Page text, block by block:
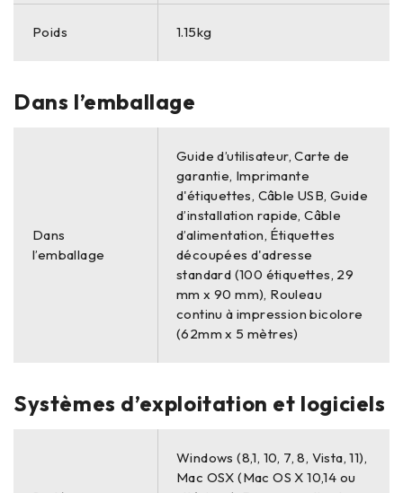
Poids 1.15kg
Dans l’emballage
Dans
l’emballage
Guide d’utilisateur, Carte de
garantie, Imprimante
d'étiquettes, Câble USB, Guide
d’installation rapide, Câble
d’alimentation, Étiquettes
découpées d'adresse
standard (100 étiquettes, 29
mm x 90 mm), Rouleau
continu à impression bicolore
(62mm x 5 mètres)
Systèmes d’exploitation et logiciels
Windows (8,1, 10, 7, 8, Vista, 11),
Mac OSX (Mac OS X 10,14 ou